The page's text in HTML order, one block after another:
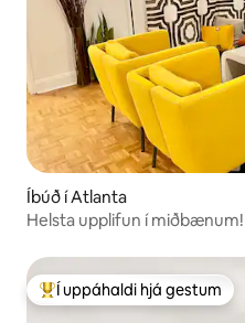
Íbúð í Atlanta
Í mestu uppáhaldi hjá gestum
Í uppáhaldi hjá gestum